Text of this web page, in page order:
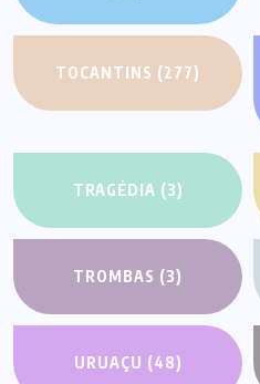
TOCANTINS (277)
TRAGÉDIA (3)
TROMBAS (3)
URUAÇU (48)